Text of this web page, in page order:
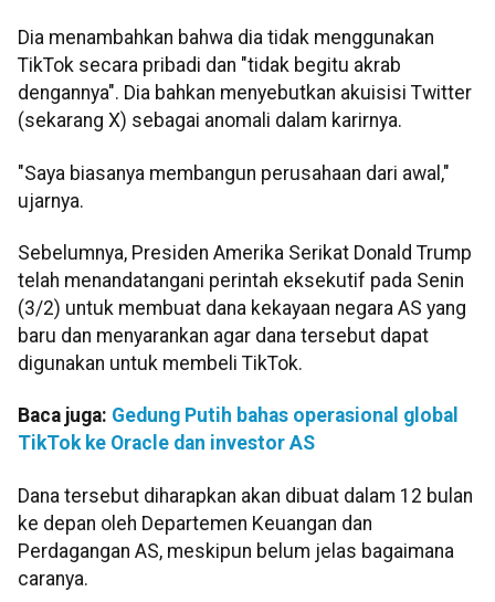
Dia menambahkan bahwa dia tidak menggunakan
TikTok secara pribadi dan "tidak begitu akrab
dengannya". Dia bahkan menyebutkan akuisisi Twitter
(sekarang X) sebagai anomali dalam karirnya.
"Saya biasanya membangun perusahaan dari awal,"
ujarnya.
Sebelumnya, Presiden Amerika Serikat Donald Trump
telah menandatangani perintah eksekutif pada Senin
(3/2) untuk membuat dana kekayaan negara AS yang
baru dan menyarankan agar dana tersebut dapat
digunakan untuk membeli TikTok.
Baca juga: Gedung Putih bahas operasional global
TikTok ke Oracle dan investor AS
Dana tersebut diharapkan akan dibuat dalam 12 bulan
ke depan oleh Departemen Keuangan dan
Perdagangan AS, meskipun belum jelas bagaimana
caranya.